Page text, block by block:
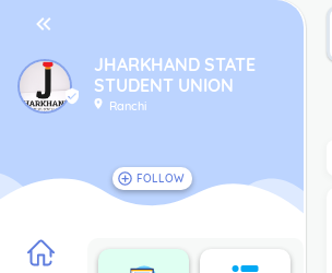
JHARKHAND STATE
STUDENT UNION
Ranchi
FOLLOW
About Us